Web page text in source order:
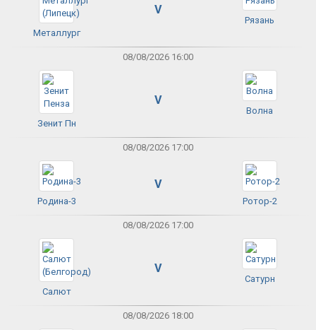
Металлург
V
Рязань
08/08/2026 16:00
Зенит Пн
V
Волна
08/08/2026 17:00
Родина-3
V
Ротор-2
08/08/2026 17:00
Салют
V
Сатурн
08/08/2026 18:00